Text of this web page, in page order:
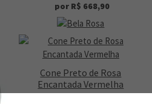
por R$ 668,90
Cone Preto de Rosa
Encantada Vermelha